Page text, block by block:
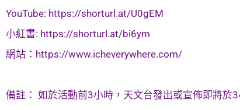
YouTube: https://shorturl.at/U0gEM
小紅書: https://shorturl.at/bi6ym
網站：https://www.icheverywhere.com/
備註： 如於活動前3小時，天文台發出或宣佈即將